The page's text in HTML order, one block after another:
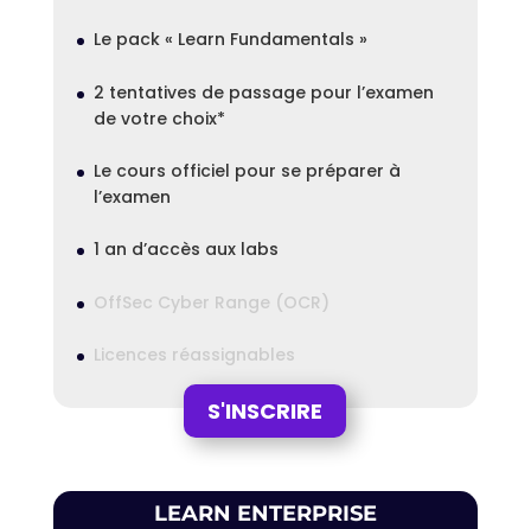
Le pack « Learn Fundamentals »
2 tentatives de passage pour l’examen
de votre choix*
Le cours officiel pour se préparer à
l’examen
1 an d’accès aux labs
OffSec Cyber Range (OCR)
Licences réassignables
S'INSCRIRE
LEARN ENTERPRISE